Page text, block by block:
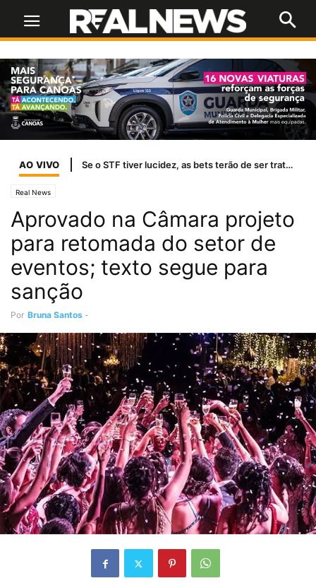
AO VIVO Se o STF tiver lucidez, as bets terão de ser tratadas como jogo de azar
Real News
Aprovado na Câmara projeto
para retomada do setor de
eventos; texto segue para
sanção
Por Bruna Santos -